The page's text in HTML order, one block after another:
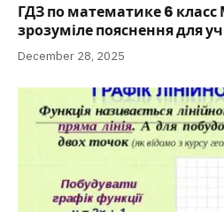
ГДЗ по математике 6 класс
зрозуміле пояснення для
December 28, 2025